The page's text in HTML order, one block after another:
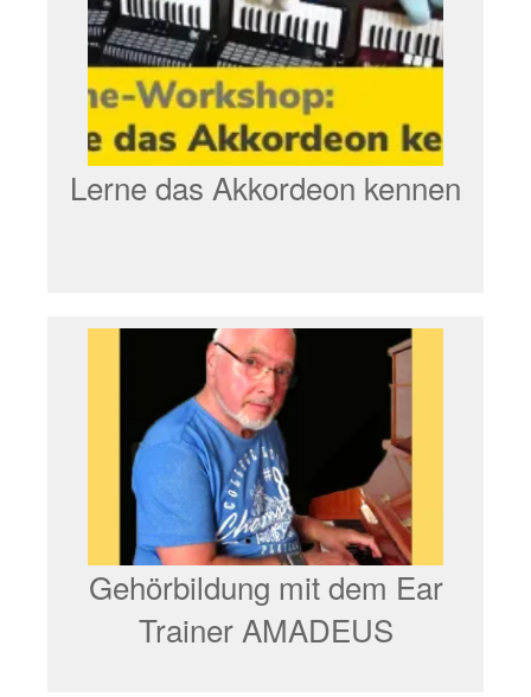
Lerne das Akkordeon kennen
Gehörbildung mit dem Ear
Trainer AMADEUS